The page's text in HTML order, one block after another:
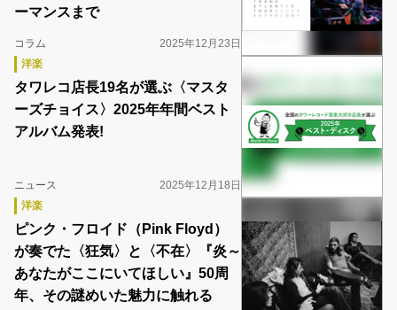
ーマンスまで
コラム
2025年12月23日
洋楽
タワレコ店長19名が選ぶ〈マスタ
ーズチョイス〉2025年年間ベスト
アルバム発表!
ニュース
2025年12月18日
洋楽
ピンク・フロイド（Pink Floyd）
が奏でた〈狂気〉と〈不在〉『炎～
あなたがここにいてほしい』50周
年、その謎めいた魅力に触れる